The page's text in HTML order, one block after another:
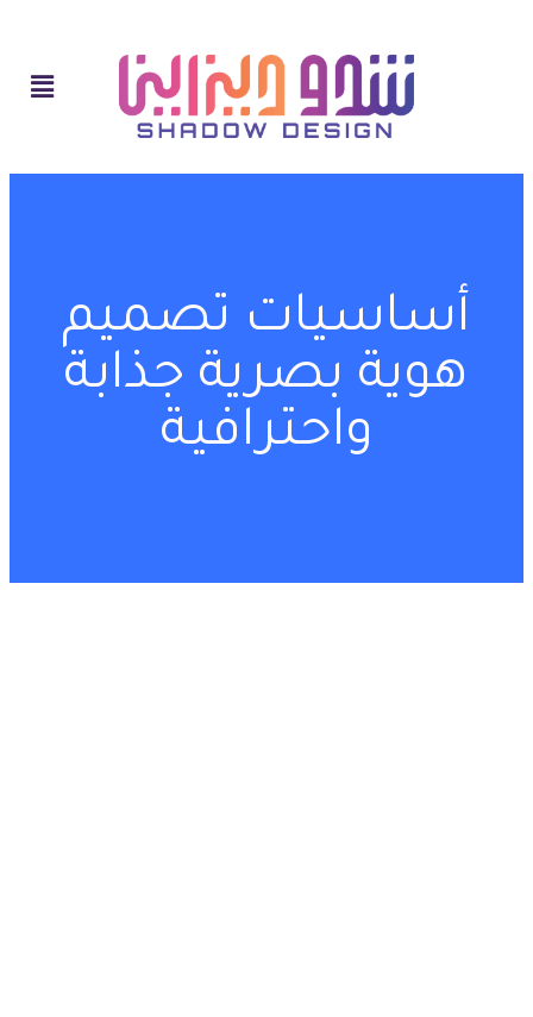
أساسيات تصميم
هوية بصرية جذابة
واحترافية